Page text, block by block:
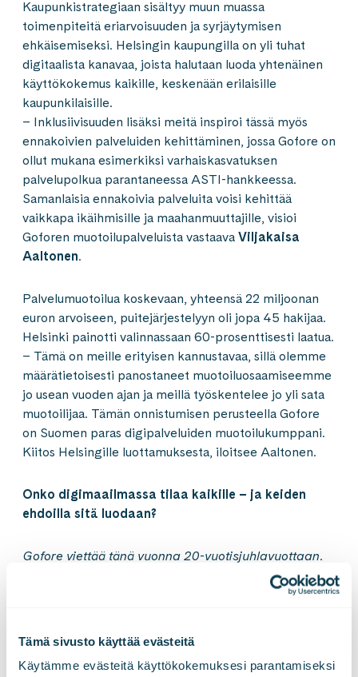
Tämä sivusto käyttää evästeitä
Käytämme evästeitä käyttökokemuksesi parantamiseksi
Kaupunkistrategiaan sisältyy muun muassa
toimenpiteitä eriarvoisuuden ja syrjäytymisen
ehkäisemiseksi. Helsingin kaupungilla on yli tuhat
digitaalista kanavaa, joista halutaan luoda yhtenäinen
käyttökokemus kaikille, keskenään erilaisille
kaupunkilaisille.
– Inklusiivisuuden lisäksi meitä inspiroi tässä myös
ennakoivien palveluiden kehittäminen, jossa Gofore on
ollut mukana esimerkiksi varhaiskasvatuksen
palvelupolkua parantaneessa ASTI-hankkeessa.
Samanlaisia ennakoivia palveluita voisi kehittää
vaikkapa ikäihmisille ja maahanmuuttajille, visioi
Goforen muotoilupalveluista vastaava Viljakaisa
Aaltonen.
Palvelumuotoilua koskevaan, yhteensä 22 miljoonan
euron arvoiseen, puitejärjestelyyn oli jopa 45 hakijaa.
Helsinki painotti valinnassaan 60-prosenttisesti laatua.
– Tämä on meille erityisen kannustavaa, sillä olemme
määrätietoisesti panostaneet muotoiluosaamiseemme
jo usean vuoden ajan ja meillä työskentelee jo yli sata
muotoilijaa. Tämän onnistumisen perusteella Gofore
on Suomen paras digipalveluiden muotoilukumppani.
Kiitos Helsingille luottamuksesta, iloitsee Aaltonen.
Onko digimaailmassa tilaa kaikille – ja keiden
ehdoilla sitä luodaan?
Gofore viettää tänä vuonna 20-vuotisjuhlavuottaan.
Yhdenvertaisen, inklusiivisen digimaailman
edistäminen on yksi yhtiön juhlavuoden teemoista.
lavalla keskusteluun aiheesta yhdessä Plan
International Suomen vaikuttamistyön asiantuntija